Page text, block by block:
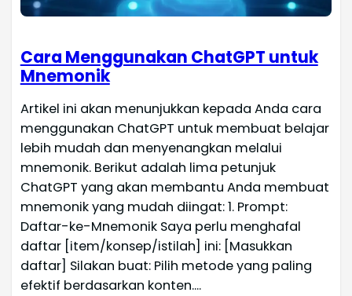
Cara Menggunakan ChatGPT untuk
Mnemonik
Artikel ini akan menunjukkan kepada Anda cara
menggunakan ChatGPT untuk membuat belajar
lebih mudah dan menyenangkan melalui
mnemonik. Berikut adalah lima petunjuk
ChatGPT yang akan membantu Anda membuat
mnemonik yang mudah diingat: 1. Prompt:
Daftar-ke-Mnemonik Saya perlu menghafal
daftar [item/konsep/istilah] ini: [Masukkan
daftar] Silakan buat: Pilih metode yang paling
efektif berdasarkan konten....